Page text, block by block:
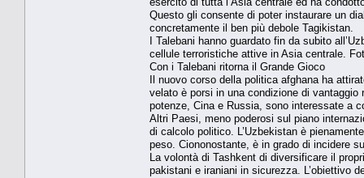
Questo gli consente di poter instaurare un
concretamente il ben più debole Tagikistan.
I Talebani hanno guardato fin da subito
cellule terroristiche attive in Asia centrale.
Con i Talebani ritorna il Grande Gioco
Il nuovo corso della politica afghana ha
velato è porsi in una condizione di
potenze, Cina e Russia, sono interessate a
Altri Paesi, meno poderosi sul piano
di calcolo politico. L’Uzbekistan è
peso. Ciononostante, è in grado di incidere
La volontà di Tashkent di diversificare il
pakistani e iraniani in sicurezza. L’obiettivo